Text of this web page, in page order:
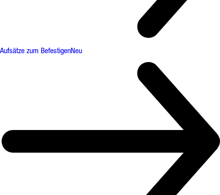
Aufsätze zum BefestigenNeu